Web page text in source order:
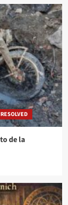
de la